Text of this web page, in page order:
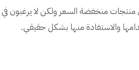
منخفضة السعر ولكن لا يرغبون
والاستفادة منها بشكل حقيقي.